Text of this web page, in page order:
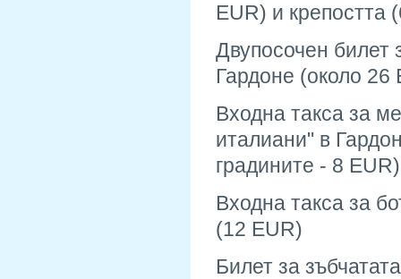
ЕUR) и
Двупосочен билет
Гардоне (около 26
Входна такса за
италиани" в
градините - 8 EUR)
Входна такса за
(12 EUR)
Билет за